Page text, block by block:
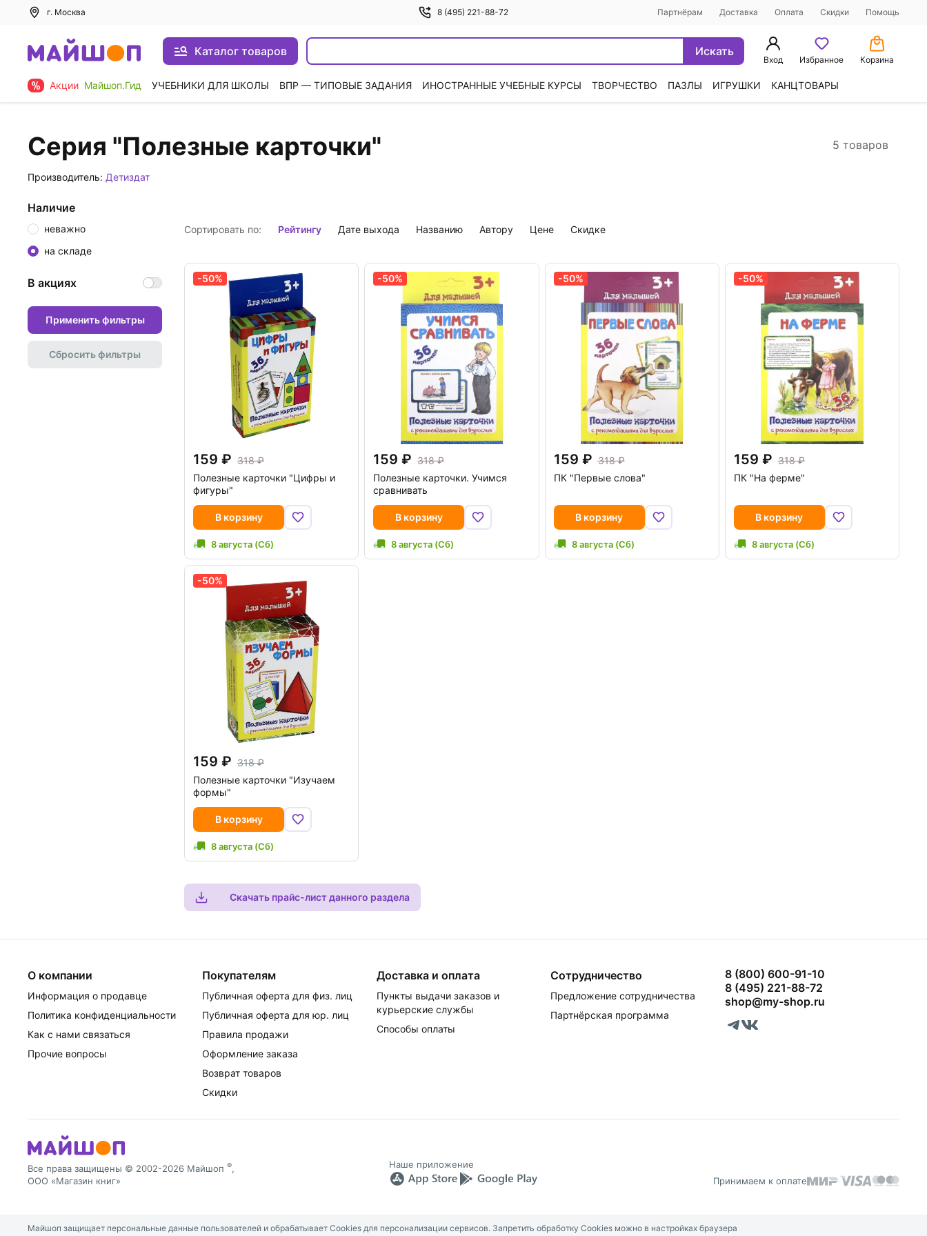
г. Москва 8 (495) 221-88-72 Партнёрам Доставка Оплата Скидки Помощь
Каталог товаров Искать
Вход Избранное Корзина
Акции Майшоп.Гид УЧЕБНИКИ ДЛЯ ШКОЛЫ ВПР — ТИПОВЫЕ ЗАДАНИЯ ИНОСТРАННЫЕ УЧЕБНЫЕ КУРСЫ ТВОРЧЕСТВО ПАЗЛЫ ИГРУШКИ КАНЦТОВАРЫ
Серия "Полезные карточки" 5 товаров
Производитель: Детиздат
Сортировать по: рейтингу дате выхода названию автору цене скидке
-50%
159
318
Полезные карточки "Цифры и
фигуры"
В корзину
8 августа (Сб)
-50%
159
318
Полезные карточки. Учимся
сравнивать
В корзину
8 августа (Сб)
-50%
159
318
ПК "Первые слова"
В корзину
8 августа (Сб)
-50%
159
318
ПК "На ферме"
В корзину
8 августа (Сб)
-50%
159
318
Полезные карточки "Изучаем
формы"
В корзину
8 августа (Сб)
Скачать прайс-лист данного раздела
Наличие
неважно
на складе
В акциях
Применить фильтры
Сбросить фильтры
О компании
Информация о продавце
Политика конфиденциальности
Как с нами связаться
Прочие вопросы
Покупателям
Публичная оферта для физ. лиц
Публичная оферта для юр. лиц
Правила продажи
Оформление заказа
Возврат товаров
Скидки
Доставка и оплата
Пункты выдачи заказов и
курьерские службы
Способы оплаты
Сотрудничество
Предложение сотрудничества
Партнёрская программа
8 (800) 600-91-10
8 (495) 221-88-72
shop@my-shop.ru
Все права защищены © 2002-2026 Майшоп ®,
ООО «Магазин книг»
Наше приложение
Принимаем к оплате
Майшоп защищает персональные данные пользователей и обрабатывает Cookies для персонализации сервисов. Запретить обработку Cookies можно в настройках браузера